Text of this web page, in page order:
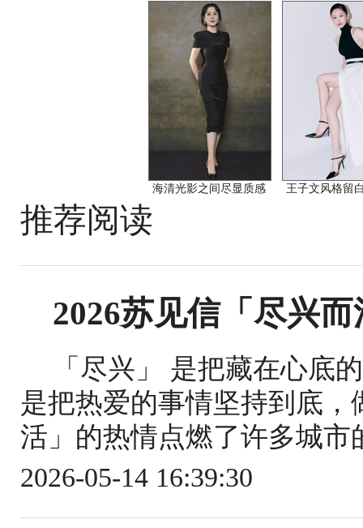
海清光影之间尽显质感 王子文风格留
推荐阅读
2026苏见信「尽兴
「尽兴」 是把藏在心底
是把热爱的事情坚持到底，
活」的热情点燃了许多城市
2026-05-14 16:39:30